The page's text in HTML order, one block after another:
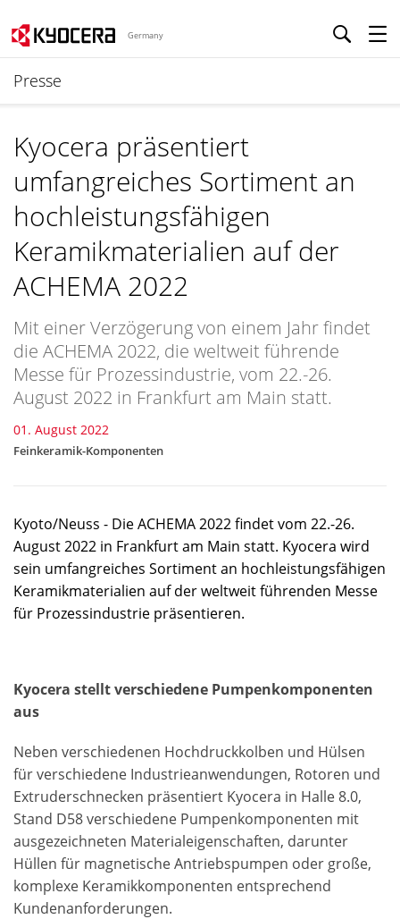
Germany
Presse
Kyocera präsentiert
umfangreiches Sortiment an
hochleistungsfähigen
Keramikmaterialien auf der
ACHEMA 2022
Mit einer Verzögerung von einem Jahr findet
die ACHEMA 2022, die weltweit führende
Messe für Prozessindustrie, vom 22.-26.
August 2022 in Frankfurt am Main statt.
01. August 2022
Feinkeramik-Komponenten
Kyoto/Neuss - Die ACHEMA 2022 findet vom 22.-26.
August 2022 in Frankfurt am Main statt. Kyocera wird
sein umfangreiches Sortiment an hochleistungsfähigen
Keramikmaterialien auf der weltweit führenden Messe
für Prozessindustrie präsentieren.
Kyocera stellt verschiedene Pumpenkomponenten
aus
Neben verschiedenen Hochdruckkolben und Hülsen
für verschiedene Industrieanwendungen, Rotoren und
Extruderschnecken präsentiert Kyocera in Halle 8.0,
Stand D58 verschiedene Pumpenkomponenten mit
ausgezeichneten Materialeigenschaften, darunter
Hüllen für magnetische Antriebspumpen oder große,
komplexe Keramikkomponenten entsprechend
Kundenanforderungen.